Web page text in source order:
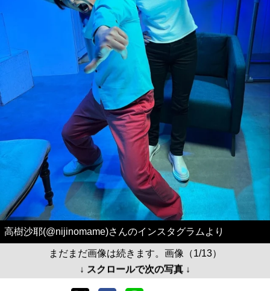
高樹沙耶(@nijinomame)さんのインスタグラムより
まだまだ画像は続きます。画像（1/13）
↓ スクロールで次の写真 ↓